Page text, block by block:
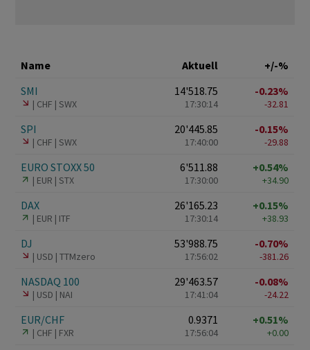
Name Aktuell
+/-%
SMI
CHF SWX
14'518.75
17:30:14
-0.23%
-32.81
SPI
CHF SWX
20'445.85
17:40:00
-0.15%
-29.88
EURO STOXX 50
EUR STX
6'511.88
17:30:00
+0.54%
+34.90
DAX
EUR ITF
26'165.23
17:30:14
+0.15%
+38.93
DJ
USD TTMzero
53'988.75
17:56:02
-0.70%
-381.26
NASDAQ 100
USD NAI
29'463.57
17:41:04
-0.08%
-24.22
EUR/CHF
CHF FXR
0.9371
17:56:04
+0.51%
+0.00